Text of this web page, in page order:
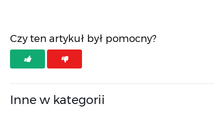
Czy ten artykuł był pomocny?
Inne w kategorii